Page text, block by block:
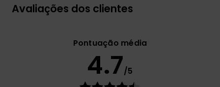
Avaliações dos clientes
Pontuação média
4.7/5